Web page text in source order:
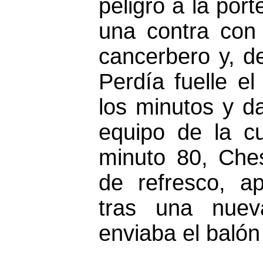
peligro a la
una contra
cancerbero y,
Perdía fuelle
los minutos y
equipo de la
minuto 80,
de refresco,
tras una
enviaba el